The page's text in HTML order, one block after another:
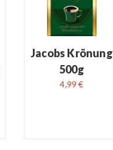
Jacobs Krönung
500g
4,99 €